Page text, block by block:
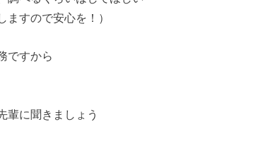
すので安心を！）
ですから
輩に聞きましょう